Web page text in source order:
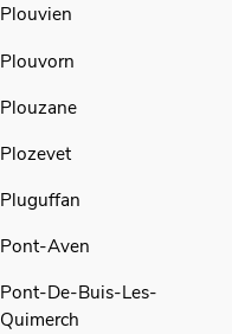
Plouvien
Plouvorn
Plouzane
Plozevet
Pluguffan
Pont-Aven
Pont-De-Buis-Les-
Quimerch